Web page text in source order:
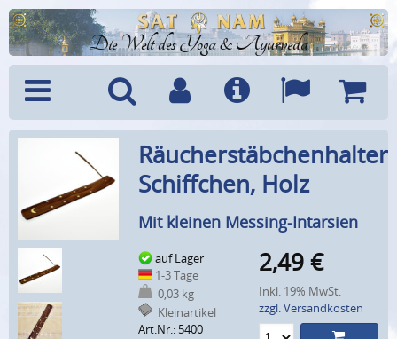
Die Welt des Yoga & Ayurveda
SucheBenutzerkonto
Info Sprachen
Räucherstäbchenhalter
Schiffchen, Holz
Mit kleinen Messing-Intarsien
auf Lager
1-3 Tage
0,03 kg
Kleinartikel
Art.Nr.: 5400
2,49 €
Inkl. 19% MwSt.
zzgl. Versandkosten